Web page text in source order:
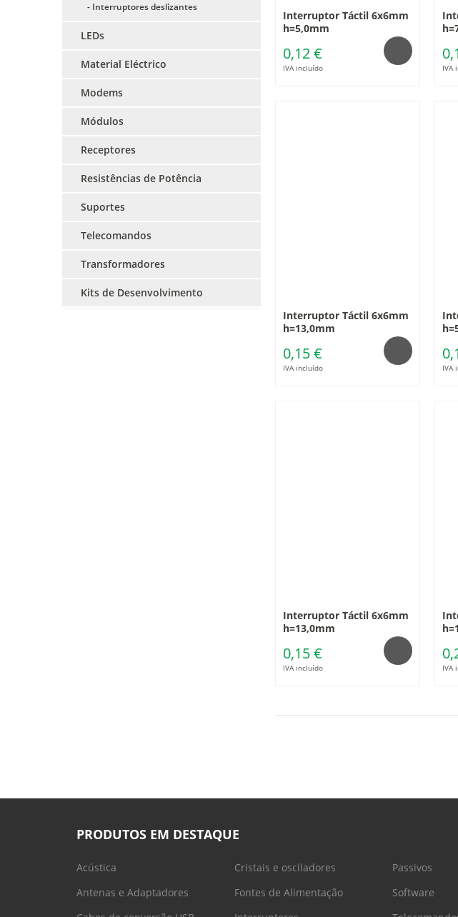
- Interruptores deslizantes
LEDs
Material Eléctrico
Modems
Módulos
Receptores
Resistências de Potência
Suportes
Telecomandos
Transformadores
Kits de Desenvolvimento
Interruptor Táctil 6x6mm
h=5,0mm
0,12 €
IVA incluído IVA
Interruptor Táctil 6x6mm
h=13,0mm
0,15 €
IVA incluído IVA
Interruptor Táctil 6x6mm
h=13,0mm
0,15 €
IVA incluído IVA
PRODUTOS EM DESTAQUE
Acústica
Antenas e Adaptadores
Cristais e osciladores
Fontes de Alimentação
Passivos
Software